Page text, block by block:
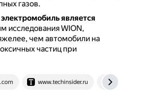
газов.
является
исследования WION,
чем автомобили на
частиц при
www.techinsider.ru